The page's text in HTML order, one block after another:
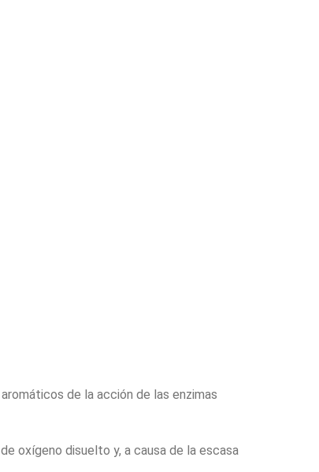
de la acción de las enzimas
oxígeno disuelto y, a causa de la escasa